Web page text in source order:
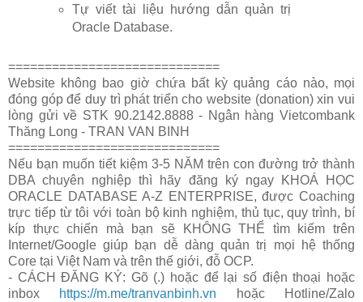
Tự viết tài liệu hướng dẫn quản trị
Oracle Database.
=============================
Website không bao giờ chứa bất kỳ quảng cáo nào, mọi
đóng góp để duy trì phát triển cho website (donation) xin vui
lòng gửi về STK 90.2142.8888 - Ngân hàng Vietcombank
Thăng Long - TRAN VAN BINH
=============================
Nếu bạn muốn tiết kiệm 3-5 NĂM trên con đường trở thành
DBA chuyên nghiệp thì hãy đăng ký ngay KHOÁ HỌC
ORACLE DATABASE A-Z ENTERPRISE, được Coaching
trực tiếp từ tôi với toàn bộ kinh nghiệm, thủ tục, quy trình, bí
kíp thực chiến mà bạn sẽ KHÔNG THỂ tìm kiếm trên
Internet/Google giúp bạn dễ dàng quản trị mọi hệ thống
Core tại Việt Nam và trên thế giới, đỗ OCP.
- CÁCH ĐĂNG KÝ: Gõ (.) hoặc để lại số điện thoại hoặc
inbox https://m.me/tranvanbinh.vn hoặc Hotline/Zalo